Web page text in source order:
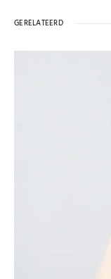
GERELATEERD